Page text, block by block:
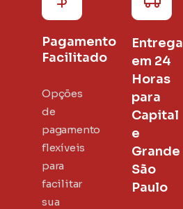
Pagamento
Facilitado
Opções
de
pagamento
flexíveis
para
facilitar
sua
Entrega
em 24
Horas
para
Capital
e
Grande
São
Paulo